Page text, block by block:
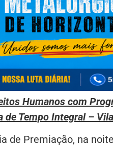
Humanos com
de Tempo Integral –
de Premiação, na